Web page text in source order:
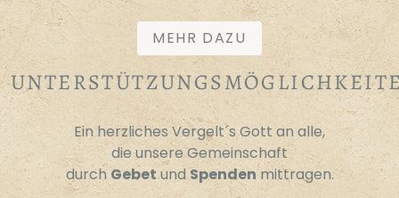
MEHR DAZU
Ein herzliches Vergelt´s Gott an alle,
die unsere Gemeinschaft
durchGebetundSpendenmittragen.